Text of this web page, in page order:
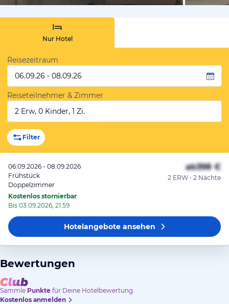
Nur Hotel
Reisezeitraum
06.09.26 - 08.09.26
Reiseteilnehmer & Zimmer
2 Erw, 0 Kinder, 1 Zi.
Filter
06.09.2026 - 08.09.2026
Frühstück
Doppelzimmer
Kostenlos stornierbar
Bis 03.09.2026, 21:59
ab398 €
2 ERW • 2 Nächte
Hotelangeboteansehen
Bewertungen
Sammle Punkte für Deine Hotelbewertung.
Kostenlos anmelden